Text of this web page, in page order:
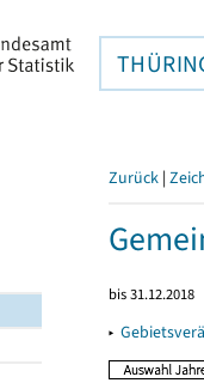
Zurück |
bis 31.12.2018
▸